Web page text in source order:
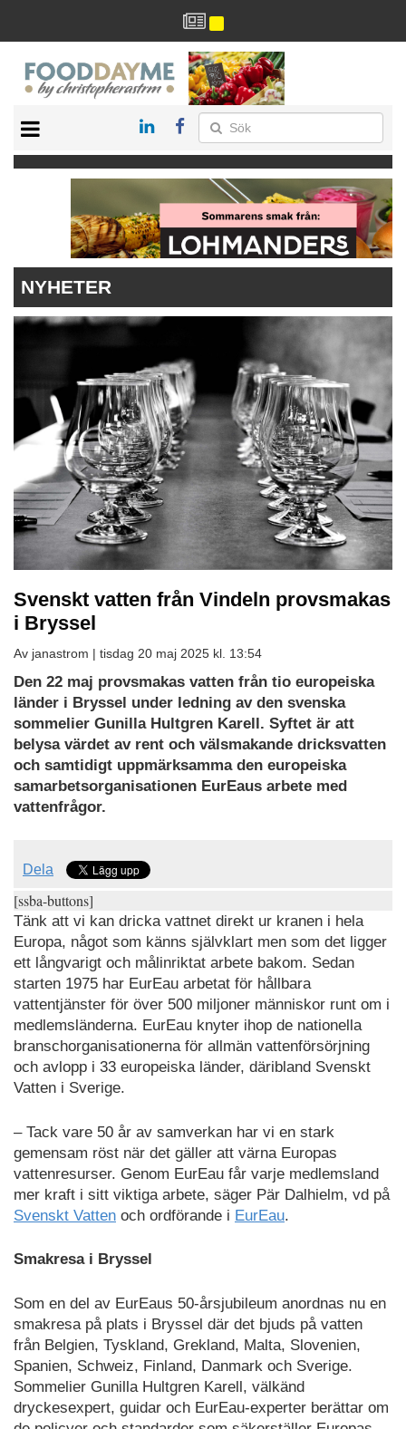
DRYCK
RECEPT
RESTAURANG
NYHETER
Svenskt vatten från Vindeln provsmakas
i Bryssel
Av janastrom | tisdag 20 maj 2025 kl. 13:54
Den 22 maj provsmakas vatten från tio europeiska
länder i Bryssel under ledning av den svenska
sommelier Gunilla Hultgren Karell. Syftet är att
belysa värdet av rent och välsmakande dricksvatten
och samtidigt uppmärksamma den europeiska
samarbetsorganisationen EurEaus arbete med
vattenfrågor.
Dela
[ssba-buttons]
Tänk att vi kan dricka vattnet direkt ur kranen i hela
Europa, något som känns självklart men som det ligger
ett långvarigt och målinriktat arbete bakom. Sedan
starten 1975 har EurEau arbetat för hållbara
vattentjänster för över 500 miljoner människor runt om i
medlemsländerna. EurEau knyter ihop de nationella
branschorganisationerna för allmän vattenförsörjning
och avlopp i 33 europeiska länder, däribland Svenskt
Vatten i Sverige.
– Tack vare 50 år av samverkan har vi en stark
gemensam röst när det gäller att värna Europas
vattenresurser. Genom EurEau får varje medlemsland
mer kraft i sitt viktiga arbete, säger Pär Dalhielm, vd på
Svenskt Vatten och ordförande i EurEau.
Smakresa i Bryssel
Som en del av EurEaus 50-årsjubileum anordnas nu en
smakresa på plats i Bryssel där det bjuds på vatten
från Belgien, Tyskland, Grekland, Malta, Slovenien,
Spanien, Schweiz, Finland, Danmark och Sverige.
Sommelier Gunilla Hultgren Karell, välkänd
dryckesexpert, guidar och EurEau-experter berättar om